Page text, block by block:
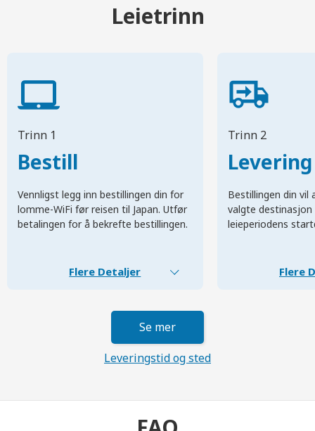
Leietrinn
Trinn 1
Bestill
Vennligst legg inn bestillingen din for
lomme-WiFi før reisen til Japan. Utfør
betalingen for å bekrefte bestillingen.
Flere Detaljer
Trinn 2
Levering
Bestillingen din vil
valgte destinasjon
leieperiodens
Flere
Se mer
Leveringstid og sted